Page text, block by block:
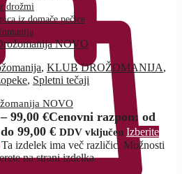
drožmi
iz domače pečice
, KLUB DROŽOMANIJA,
, Spletni tečaji
NOVO
– 99,00 €Cenovni razpon: od
99,00 € DDV vključen Izberite
Ta izdelek ima več različic. Možnosti
na strani izdelka